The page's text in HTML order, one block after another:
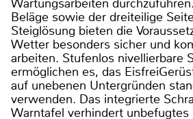
Wartungsarbeiten
Beläge sowie der dreiteilige
Steiglösung bieten die
Wetter besonders sicher und
arbeiten. Stufenlos nivellierbare
ermöglichen es, das
auf unebenen Untergründen
verwenden. Das integrierte
Warntafel verhindert